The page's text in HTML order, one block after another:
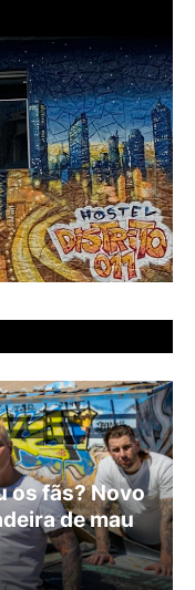
os fãs? Novo
de mau